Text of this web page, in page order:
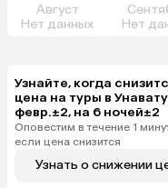
Август
Нет данных
Нет
Узнайте, когда
цена на туры в
февр.±2, на 6 ночей±2
Оповестим в течение 1
если цена снизится
Узнать о снижении